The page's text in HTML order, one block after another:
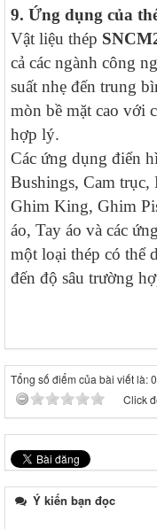
9. Ứng dụng của
Vật liệu thép
cả các ngành công
suất nhẹ đến trung
mòn bề mặt cao với
hợp lý.
Các ứng dụng điển
Bushings, Cam
Ghim King, Ghim
áo, Tay áo và các
một loại thép có thể
đến độ sâu trường
Tổng số điểm của bài viết là:
Click
Ý kiến bạn đọc